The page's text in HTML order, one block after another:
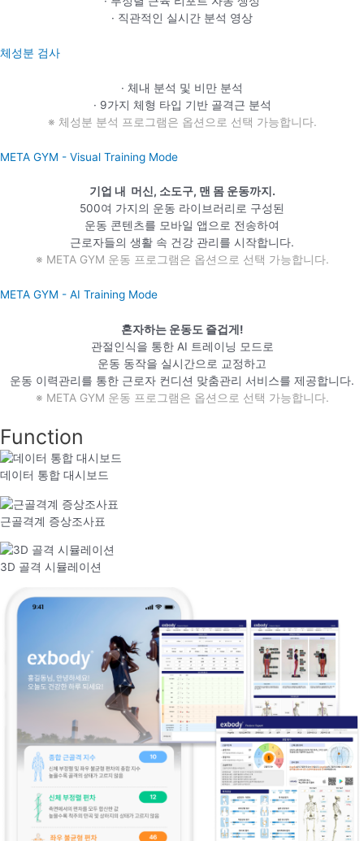
· 직관적인 실시간 분석 영상
체성분 검사
· 체내 분석 및 비만 분석
· 9가지 체형 타입 기반 골격근 분석
※ 체성분 분석 프로그램은 옵션으로 선택 가능합니다.
META GYM - Visual Training Mode
기업 내 머신, 소도구, 맨 몸 운동까지.
500여 가지의 운동 라이브러리로 구성된
운동 콘텐츠를 모바일 앱으로 전송하여
근로자들의 생활 속 건강 관리를 시작합니다.
※ META GYM 운동 프로그램은 옵션으로 선택 가능합니다.
META GYM - AI Training Mode
혼자하는 운동도 즐겁게!
관절인식을 통한 AI 트레이닝 모드로
운동 동작을 실시간으로 교정하고
운동 이력관리를 통한 근로자 컨디션 맞춤관리 서비스를 제공합니다.
※ META GYM 운동 프로그램은 옵션으로 선택 가능합니다.
Function
데이터 통합 대시보드
근골격계 증상조사표
3D 골격 시뮬레이션